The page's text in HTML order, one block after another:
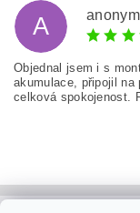
A
anonym
Objednal jsem i s
akumulace, připojil na
celková spokojenost.